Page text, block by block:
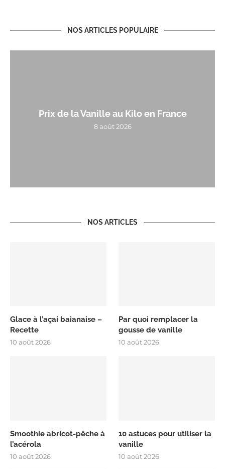
NOS ARTICLES POPULAIRE
Prix de la Vanille au Kilo en France
8 août 2026
NOS ARTICLES
Glace à l’açai baianaise –
Recette
10 août 2026
Par quoi remplacer la
gousse de vanille
10 août 2026
Smoothie abricot-pêche à
l’acérola
10 août 2026
10 astuces pour utiliser la
vanille
10 août 2026